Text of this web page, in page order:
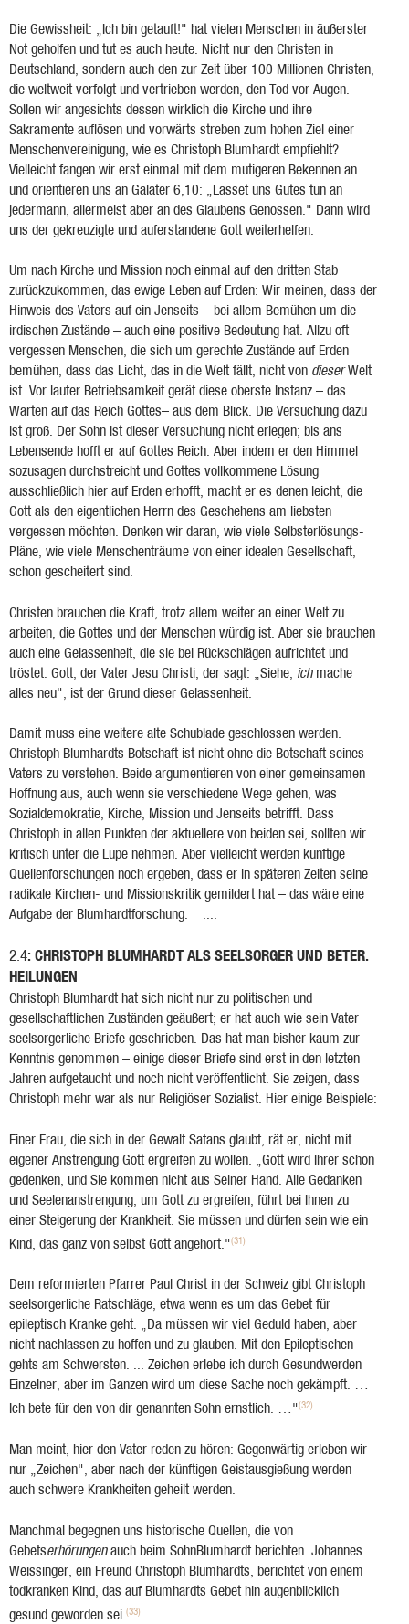
Die Gewissheit: „Ich bin getauft!" hat vielen Menschen in äußerster
Not geholfen und tut es auch heute. Nicht nur den Christen in
Deutschland, sondern auch den zur Zeit über 100 Millionen Christen,
die weltweit verfolgt und vertrieben werden, den Tod vor Augen.
Sollen wir angesichts dessen wirklich die Kirche und ihre
Sakramente auflösen und vorwärts streben zum hohen Ziel einer
Menschenvereinigung, wie es Christoph Blumhardt empfiehlt?
Vielleicht fangen wir erst einmal mit dem mutigeren Bekennen an
und orientieren uns an Galater 6,10: „Lasset uns Gutes tun an
jedermann, allermeist aber an des Glaubens Genossen." Dann wird
uns der gekreuzigte und auferstandene Gott weiterhelfen.
Um nach Kirche und Mission noch einmal auf den dritten Stab
zurückzukommen, das ewige Leben auf Erden: Wir meinen, dass der
Hinweis des Vaters auf ein Jenseits – bei allem Bemühen um die
irdischen Zustände – auch eine positive Bedeutung hat. Allzu oft
vergessen Menschen, die sich um gerechte Zustände auf Erden
bemühen, dass das Licht, das in die Welt fällt, nicht von dieserWelt
ist. Vor lauter Betriebsamkeit gerät diese oberste Instanz – das
Warten auf das Reich Gottes– aus dem Blick. Die Versuchung dazu
ist groß. Der Sohn ist dieser Versuchung nicht erlegen; bis ans
Lebensende hofft er auf Gottes Reich. Aber indem er den Himmel
sozusagen durchstreicht und Gottes vollkommene Lösung
ausschließlich hier auf Erden erhofft, macht er es denen leicht, die
Gott als den eigentlichen Herrn des Geschehens am liebsten
vergessen möchten. Denken wir daran, wie viele Selbsterlösungs-
Pläne, wie viele Menschenträume von einer idealen Gesellschaft,
schon gescheitert sind.
Christen brauchen die Kraft, trotz allem weiter an einer Welt zu
arbeiten, die Gottes und der Menschen würdig ist. Aber sie brauchen
auch eine Gelassenheit, die sie bei Rückschlägen aufrichtet und
tröstet. Gott, der Vater Jesu Christi, der sagt: „Siehe, ichmache
alles neu", ist der Grund dieser Gelassenheit.
Damit muss eine weitere alte Schublade geschlossen werden.
Christoph Blumhardts Botschaft ist nicht ohne die Botschaft seines
Vaters zu verstehen. Beide argumentieren von einer gemeinsamen
Hoffnung aus, auch wenn sie verschiedene Wege gehen, was
Sozialdemokratie, Kirche, Mission und Jenseits betrifft. Dass
Christoph in allen Punkten der aktuellere von beiden sei, sollten wir
kritisch unter die Lupe nehmen. Aber vielleicht werden künftige
Quellenforschungen noch ergeben, dass er in späteren Zeiten seine
radikale Kirchen- und Missionskritik gemildert hat – das wäre eine
Aufgabe der Blumhardtforschung. ....
2.4: CHRISTOPH BLUMHARDT ALS SEELSORGER UND BETER.
HEILUNGEN
Christoph Blumhardt hat sich nicht nur zu politischen und
gesellschaftlichen Zuständen geäußert; er hat auch wie sein Vater
seelsorgerliche Briefe geschrieben. Das hat man bisher kaum zur
Kenntnis genommen – einige dieser Briefe sind erst in den letzten
Jahren aufgetaucht und noch nicht veröffentlicht. Sie zeigen, dass
Christoph mehr war als nur Religiöser Sozialist. Hier einige Beispiele:
Einer Frau, die sich in der Gewalt Satans glaubt, rät er, nicht mit
eigener Anstrengung Gott ergreifen zu wollen. „Gott wird Ihrer schon
gedenken, und Sie kommen nicht aus Seiner Hand. Alle Gedanken
und Seelenanstrengung, um Gott zu ergreifen, führt bei Ihnen zu
einer Steigerung der Krankheit. Sie müssen und dürfen sein wie ein
Kind, das ganz von selbst Gott angehört."(31)
Dem reformierten Pfarrer Paul Christ in der Schweiz gibt Christoph
seelsorgerliche Ratschläge, etwa wenn es um das Gebet für
epileptisch Kranke geht. „Da müssen wir viel Geduld haben, aber
nicht nachlassen zu hoffen und zu glauben. Mit den Epileptischen
gehts am Schwersten. ... Zeichen erlebe ich durch Gesundwerden
Einzelner, aber im Ganzen wird um diese Sache noch gekämpft. …
Ich bete für den von dir genannten Sohn ernstlich. …"(32)
Man meint, hier den Vater reden zu hören: Gegenwärtig erleben wir
nur „Zeichen", aber nach der künftigen Geistausgießung werden
auch schwere Krankheiten geheilt werden.
Manchmal begegnen uns historische Quellen, die von
Gebetserhörungenauch beim SohnBlumhardt berichten. Johannes
Weissinger, ein Freund Christoph Blumhardts, berichtet von einem
todkranken Kind, das auf Blumhardts Gebet hin augenblicklich
gesund geworden sei.(33)